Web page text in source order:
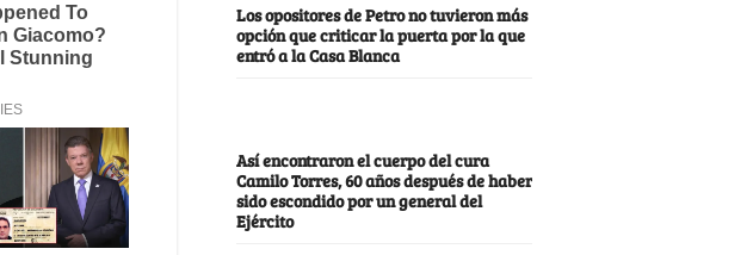
Los opositores de Petro no tuvieron más
opción que criticar la puerta por la que
entró a la Casa Blanca
Así encontraron el cuerpo del cura
Camilo Torres, 60 años después de haber
sido escondido por un general del
Ejército